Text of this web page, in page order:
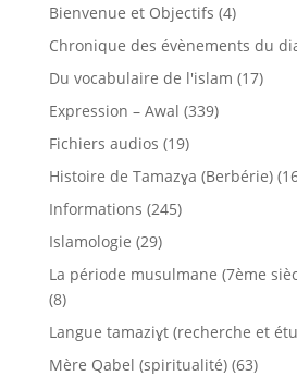
Bienvenue et Objectifs (4)
Chronique des évènements du
Du vocabulaire de l'islam (17)
Expression – Awal (339)
Fichiers audios (19)
Histoire de Tamazɣa (Berbérie)
Informations (245)
Islamologie (29)
La période musulmane (7ème
(8)
Langue tamaziɣt (recherche et
Mère Qabel (spiritualité)(63)